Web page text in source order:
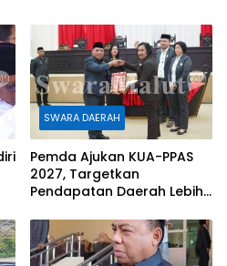
SWARA DAERAH
Pemda Ajukan KUA-PPAS
2027, Targetkan
Pendapatan Daerah Lebih